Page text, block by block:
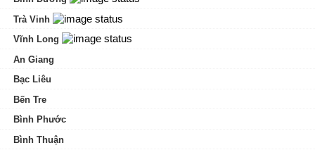
Trà Vinh
Vĩnh Long
An Giang
Bạc Liêu
Bến Tre
Bình Phước
Bình Thuận